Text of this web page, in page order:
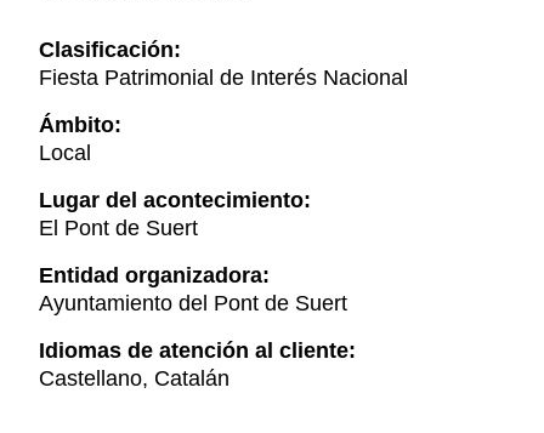
Clasificación:
Fiesta Patrimonial de Interés Nacional
Ámbito:
Local
Lugar del acontecimiento:
El Pont de Suert
Entidad organizadora:
Ayuntamiento del Pont de Suert
Idiomas de atención al cliente:
Castellano, Catalán